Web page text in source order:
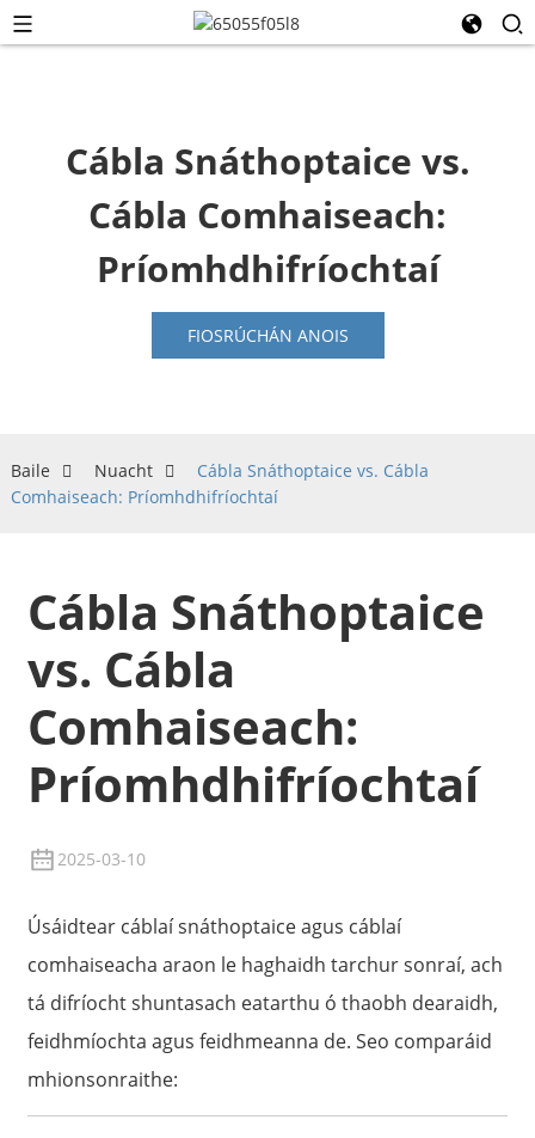
Cábla Snáthoptaice vs.
Cábla Comhaiseach:
Príomhdhifríochtaí
FIOSRÚCHÁN ANOIS
Baile Nuacht
Cábla Snáthoptaice vs. Cábla
Comhaiseach: Príomhdhifríochtaí
Cábla Snáthoptaice
vs. Cábla
Comhaiseach:
Príomhdhifríochtaí
2025-03-10
Úsáidtear cáblaí snáthoptaice agus cáblaí
comhaiseacha araon le haghaidh tarchur sonraí, ach
tá difríocht shuntasach eatarthu ó thaobh dearaidh,
feidhmíochta agus feidhmeanna de. Seo comparáid
mhionsonraithe: